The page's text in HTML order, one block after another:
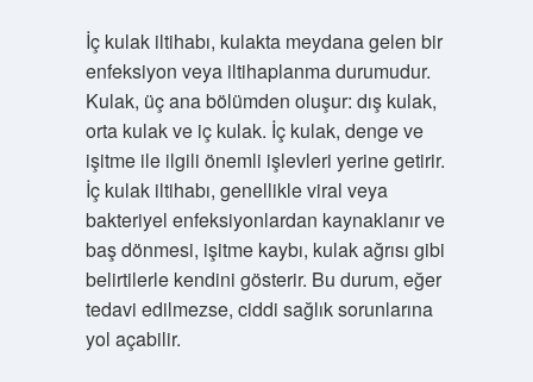
İç kulak iltihabı, kulakta meydana gelen bir
enfeksiyon veya iltihaplanma durumudur.
Kulak, üç ana bölümden oluşur: dış kulak,
orta kulak ve iç kulak. İç kulak, denge ve
işitme ile ilgili önemli işlevleri yerine getirir.
İç kulak iltihabı, genellikle viral veya
bakteriyel enfeksiyonlardan kaynaklanır ve
baş dönmesi, işitme kaybı, kulak ağrısı gibi
belirtilerle kendini gösterir. Bu durum, eğer
tedavi edilmezse, ciddi sağlık sorunlarına
yol açabilir.